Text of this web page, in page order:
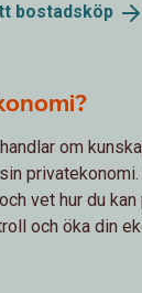
bostadsköp
om
privatekonomi.
vet hur du kan
och öka din